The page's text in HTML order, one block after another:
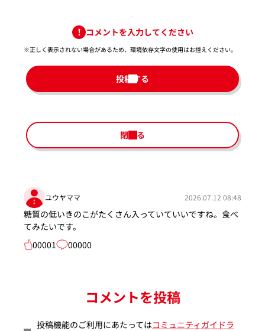
コメントを入力してください
※正しく表示されない場合があるため、環境依存文字の使用はお控えください。​
投稿する
閉じる
ユウヤママ 2026.07.12 08:48
糖質の低いきのこがたくさん入っていていいですね。食べ
てみたいです。
00001
00000
コメントを投稿
投稿機能のご利用にあたってはコミュニティガイドラ